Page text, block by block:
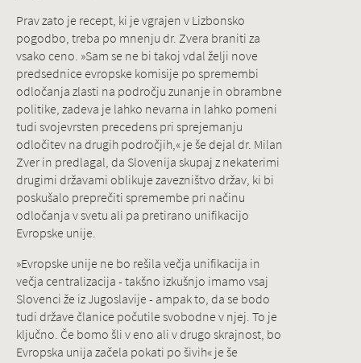
Prav zato je recept, ki je vgrajen v Lizbonsko
pogodbo, treba po mnenju dr. Zvera braniti za
vsako ceno. »Sam se ne bi takoj vdal želji nove
predsednice evropske komisije po spremembi
odločanja zlasti na področju zunanje in obrambne
politike, zadeva je lahko nevarna in lahko pomeni
tudi svojevrsten precedens pri sprejemanju
odločitev na drugih področjih,« je še dejal dr. Milan
Zver in predlagal, da Slovenija skupaj z nekaterimi
drugimi državami oblikuje zavezništvo držav, ki bi
poskušalo preprečiti spremembe pri načinu
odločanja v svetu ali pa pretirano unifikacijo
Evropske unije.
»Evropske unije ne bo rešila večja unifikacija in
večja centralizacija - takšno izkušnjo imamo vsaj
Slovenci že iz Jugoslavije - ampak to, da se bodo
tudi države članice počutile svobodne v njej. To je
ključno. Če bomo šli v eno ali v drugo skrajnost, bo
Evropska unija začela pokati po šivih« je še